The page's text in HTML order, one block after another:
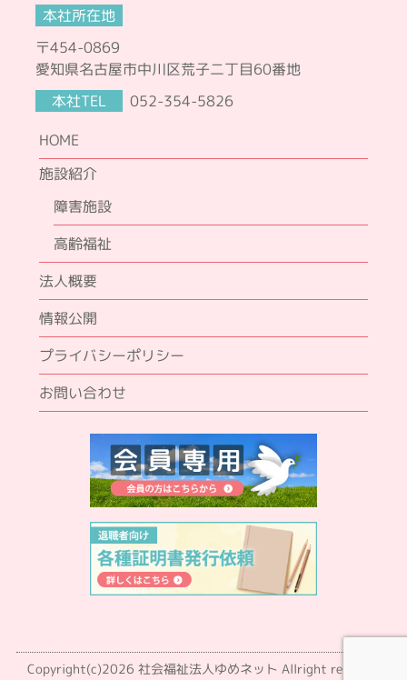
本社所在地
〒454-0869
愛知県名古屋市中川区荒子二丁目60番地
本社TEL
052-354-5826
HOME
施設紹介
障害施設
高齢福祉
法人概要
情報公開
プライバシーポリシー
お問い合わせ
Copyright(c)2026 社会福祉法人ゆめネット Allright reserved